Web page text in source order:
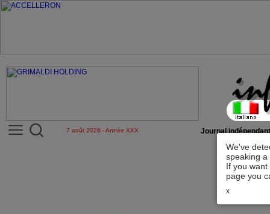
We've
speaking
If you
page you
x
7 août 2026 - Année XXX Journal